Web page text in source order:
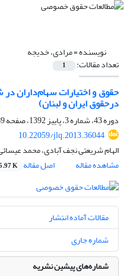
نویسنده =مرادی، خدیجه
تعداد مقالات: 1
حقوق و اختیارات سهام‌داران
درحقوق ایران و لبنان)
دوره 43، شماره 3، پاییز 1392، صفحه
10.22059/jlq.2013.36044
الهام شریعتی نجف آبادی، محمد
مشاهده مقاله
اصل مقاله K
مقالات آماده انتشار
شماره جاری
شماره‌های پیشین نشریه